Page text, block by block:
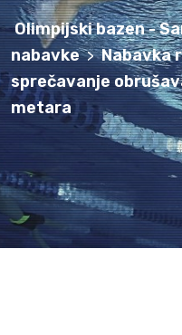
Olimpijski bazen -
nabavke > Nabavka
sprečavanje
metara